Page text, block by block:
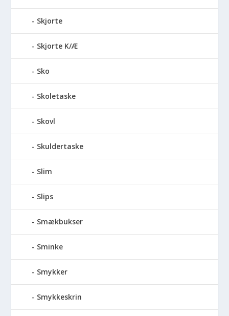
Skjorte
Skjorte K/Æ
Sko
Skoletaske
Skovl
Skuldertaske
Slim
Slips
Smækbukser
Sminke
Smykker
Smykkeskrin